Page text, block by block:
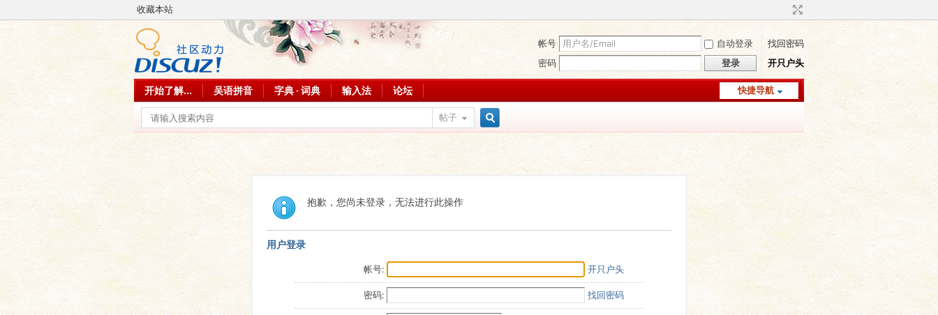
收藏本站
帐号 自动登录
找回密码
密码
登录 开只户头
快捷导航
开始了解... 吴语拼音 字典 · 词典 输入法 论坛
帖子
抱歉，您尚未登录，无法进行此操作
用户登录
帐号: 开只户头
密码: 找回密码